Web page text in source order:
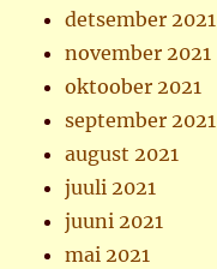
detsember 2021
november 2021
oktoober 2021
september 2021
august 2021
juuli 2021
juuni 2021
mai 2021